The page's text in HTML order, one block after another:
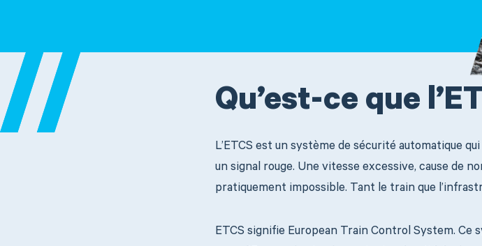
Qu’est-ce que
L’ETCS est un système de sécurité automatique
un signal rouge. Une vitesse excessive, cause de
pratiquement impossible. Tant le train que
ETCS signifie European Train Control System. Ce